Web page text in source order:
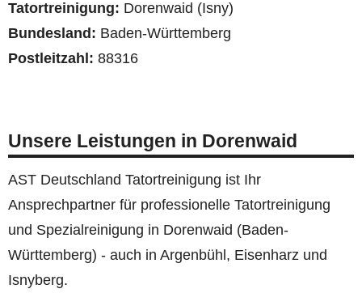
Tatortreinigung: Dorenwaid (Isny)
Bundesland: Baden-Württemberg
Postleitzahl: 88316
Unsere Leistungen in Dorenwaid
AST Deutschland Tatortreinigung ist Ihr
Ansprechpartner für professionelle Tatortreinigung
und Spezialreinigung in Dorenwaid (Baden-
Württemberg) - auch in Argenbühl, Eisenharz und
Isnyberg.